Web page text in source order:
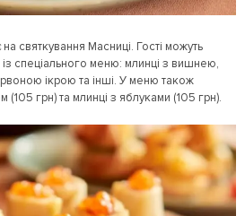
святкування Масниці. Гості можуть
із спеціального меню: млинці з вишнею,
ікрою та інші. У меню також
(105 грн) та млинці з яблуками (105 грн).